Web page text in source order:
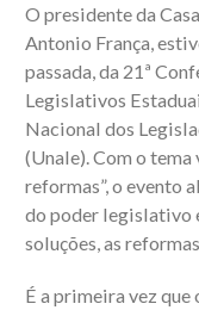
O presidente da
Antonio França,
passada, da 21ª
Legislativos
Nacional dos
(Unale). Com o tema
reformas”, o evento
do poder legislativo
soluções, as
É a primeira vez que